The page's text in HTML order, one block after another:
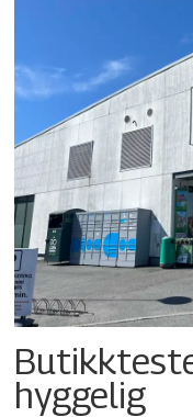
hyggelig